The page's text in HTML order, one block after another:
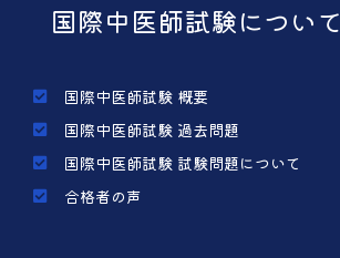
国際中医師試験について
国際中医師試験 概要
国際中医師試験 過去問題
国際中医師試験 試験問題について
合格者の声